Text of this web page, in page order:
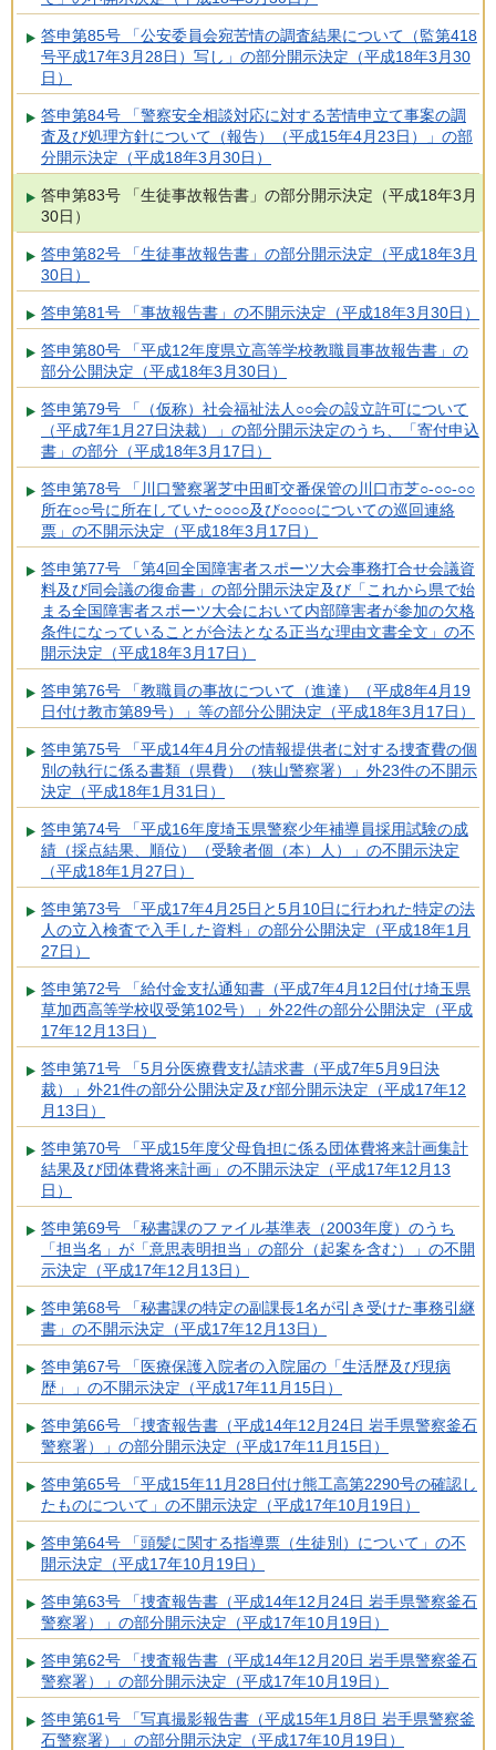
答申第85号 「公安委員会宛苦情の調査結果について（監第418
号平成17年3月28日）写し」の部分開示決定（平成18年3月30
日）
答申第84号 「警察安全相談対応に対する苦情申立て事案の調
査及び処理方針について（報告）（平成15年4月23日）」の部
分開示決定（平成18年3月30日）
答申第83号 「生徒事故報告書」の部分開示決定（平成18年3月
30日）
答申第82号 「生徒事故報告書」の部分開示決定（平成18年3月
30日）
答申第81号 「事故報告書」の不開示決定（平成18年3月30日）
答申第80号 「平成12年度県立高等学校教職員事故報告書」の
部分公開決定（平成18年3月30日）
答申第79号 「（仮称）社会福祉法人○○会の設立許可について
（平成7年1月27日決裁）」の部分開示決定のうち、「寄付申込
書」の部分（平成18年3月17日）
答申第78号 「川口警察署芝中田町交番保管の川口市芝○-○○-○○
所在○○号に所在していた○○○○及び○○○○についての巡回連絡
票」の不開示決定（平成18年3月17日）
答申第77号 「第4回全国障害者スポーツ大会事務打合せ会議資
料及び同会議の復命書」の部分開示決定及び「これから県で始
まる全国障害者スポーツ大会において内部障害者が参加の欠格
条件になっていることが合法となる正当な理由文書全文」の不
開示決定（平成18年3月17日）
答申第76号 「教職員の事故について（進達）（平成8年4月19
日付け教市第89号）」等の部分公開決定（平成18年3月17日）
答申第75号 「平成14年4月分の情報提供者に対する捜査費の個
別の執行に係る書類（県費）（狭山警察署）」外23件の不開示
決定（平成18年1月31日）
答申第74号 「平成16年度埼玉県警察少年補導員採用試験の成
績（採点結果、順位）（受験者個（本）人）」の不開示決定
（平成18年1月27日）
答申第73号 「平成17年4月25日と5月10日に行われた特定の法
人の立入検査で入手した資料」の部分公開決定（平成18年1月
27日）
答申第72号 「給付金支払通知書（平成7年4月12日付け埼玉県
草加西高等学校収受第102号）」外22件の部分公開決定（平成
17年12月13日）
答申第71号 「5月分医療費支払請求書（平成7年5月9日決
裁）」外21件の部分公開決定及び部分開示決定（平成17年12
月13日）
答申第70号 「平成15年度父母負担に係る団体費将来計画集計
結果及び団体費将来計画」の不開示決定（平成17年12月13
日）
答申第69号 「秘書課のファイル基準表（2003年度）のうち
「担当名」が「意思表明担当」の部分（起案を含む）」の不開
示決定（平成17年12月13日）
答申第68号 「秘書課の特定の副課長1名が引き受けた事務引継
書」の不開示決定（平成17年12月13日）
答申第67号 「医療保護入院者の入院届の「生活歴及び現病
歴」」の不開示決定（平成17年11月15日）
答申第66号 「捜査報告書（平成14年12月24日 岩手県警察釜石
警察署）」の部分開示決定（平成17年11月15日）
答申第65号 「平成15年11月28日付け熊工高第2290号の確認し
たものについて」の不開示決定（平成17年10月19日）
答申第64号 「頭髪に関する指導票（生徒別）について」の不
開示決定（平成17年10月19日）
答申第63号 「捜査報告書（平成14年12月24日 岩手県警察釜石
警察署）」の部分開示決定（平成17年10月19日）
答申第62号 「捜査報告書（平成14年12月20日 岩手県警察釜石
警察署）」の部分開示決定（平成17年10月19日）
答申第61号 「写真撮影報告書（平成15年1月8日 岩手県警察釜
石警察署）」の部分開示決定（平成17年10月19日）